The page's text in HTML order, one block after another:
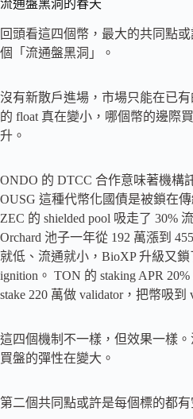
流通盤黑洞的春天
回頭看這四個幣，最大的共同點
個「流通盤黑洞」。
沒有新散戶進場，市場只能在已
的 float 真在變小，哪個幣的邊際
升。
ONDO 的 DTCC 合作意味著機構
OUSG 這種代幣化國債是被鎖在
ZEC 的 shielded pool 吸走了 30%
Orchard 池子一年從 192 萬漲到
就低、流通就小，BioXP 升級又
ignition。 TON 的 staking APR
stake 220 萬做 validator，把幣吸到
這四個機制不一樣，但效果一樣
買盤的彈性在變大。
第二個共同點或許是每個標的都有